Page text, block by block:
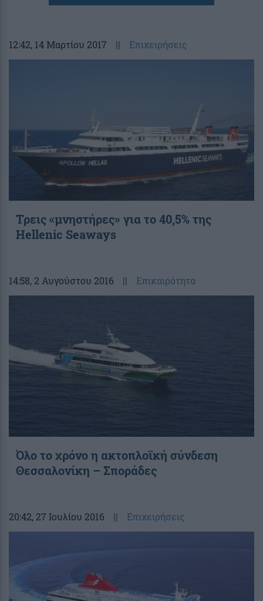
12:42, 14 Μαρτίου 2017 || Επιχειρήσεις
Τρεις «μνηστήρες» για το 40,5% της
Hellenic Seaways
14:58, 2 Αυγούστου 2016 || Επικαιρότητα
Όλο το χρόνο η ακτοπλοϊκή σύνδεση
Θεσσαλονίκη – Σποράδες
20:42, 27 Ιουλίου 2016 || Επιχειρήσεις